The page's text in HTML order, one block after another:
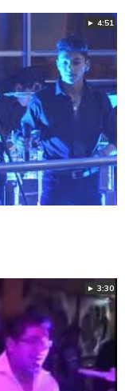
► 4:51
► 3:30